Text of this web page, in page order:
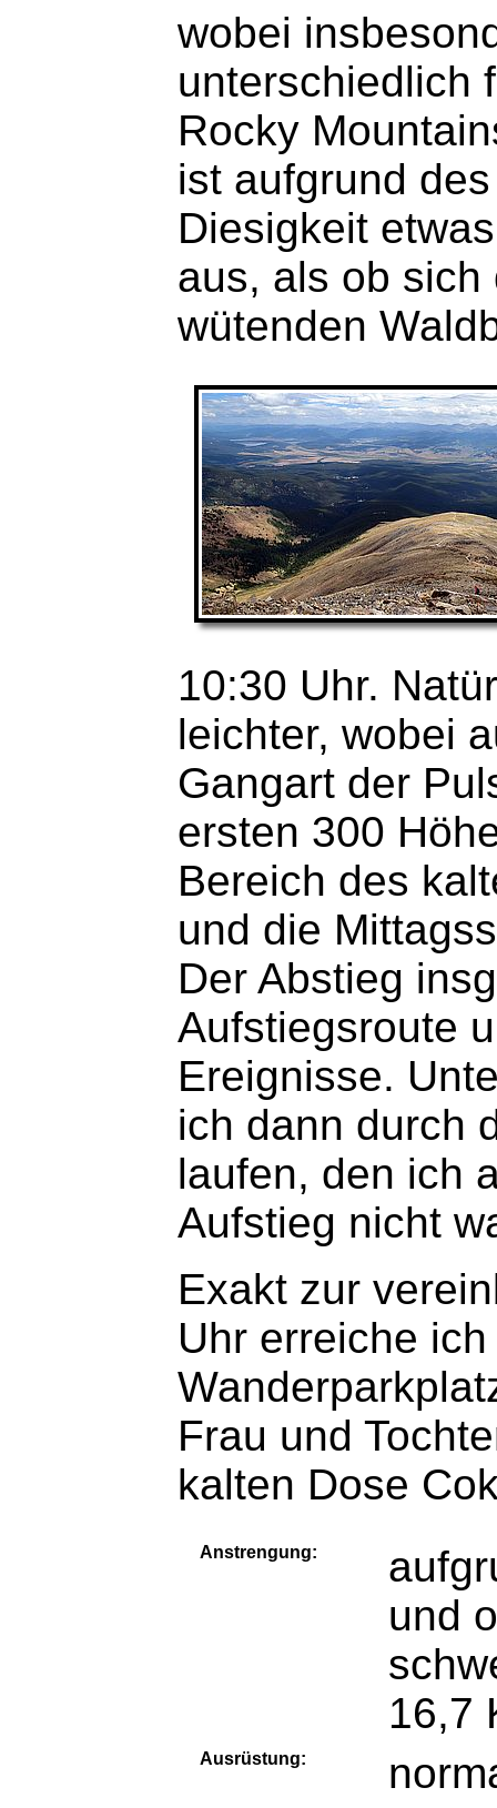
wobei
unterschiedlich
Rocky
ist aufgrund
Diesigkeit
aus, als ob sich
wütenden
10:30 Uhr.
leichter, wobei
Gangart der
ersten 300
Bereich des
und die
Der Abstieg
Aufstiegsroute
Ereignisse.
ich dann durch
laufen, den ich
Aufstieg nicht
Exakt zur
Uhr erreiche
Frau und
kalten Dose
Anstrengung:
und
16,7
Ausrüstung: